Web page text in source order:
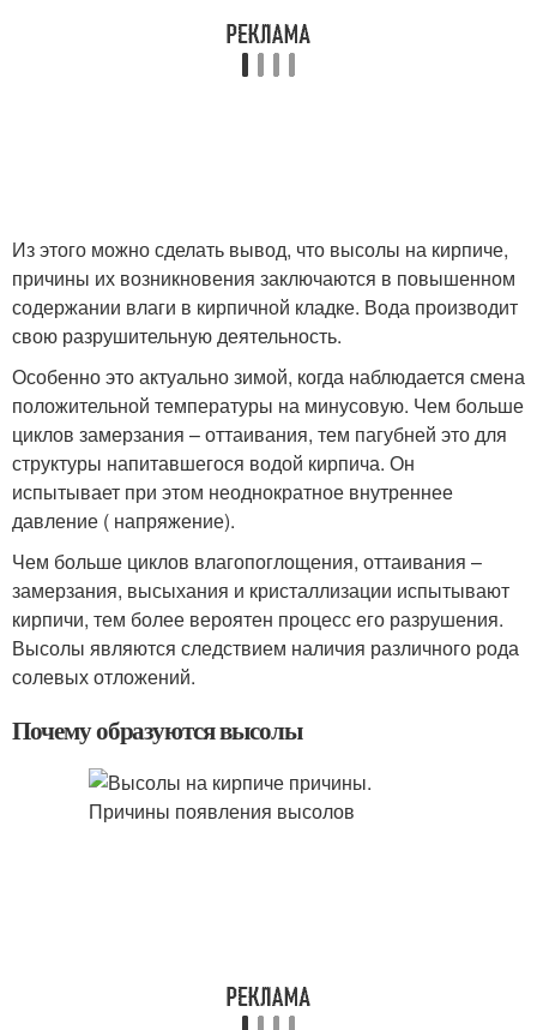
Из этого можно сделать вывод, что высолы на кирпиче,
причины их возникновения заключаются в повышенном
содержании влаги в кирпичной кладке. Вода производит
свою разрушительную деятельность.
Особенно это актуально зимой, когда наблюдается смена
положительной температуры на минусовую. Чем больше
циклов замерзания – оттаивания, тем пагубней это для
структуры напитавшегося водой кирпича. Он
испытывает при этом неоднократное внутреннее
давление ( напряжение).
Чем больше циклов влагопоглощения, оттаивания –
замерзания, высыхания и кристаллизации испытывают
кирпичи, тем более вероятен процесс его разрушения.
Высолы являются следствием наличия различного рода
солевых отложений.
Почему образуются высолы